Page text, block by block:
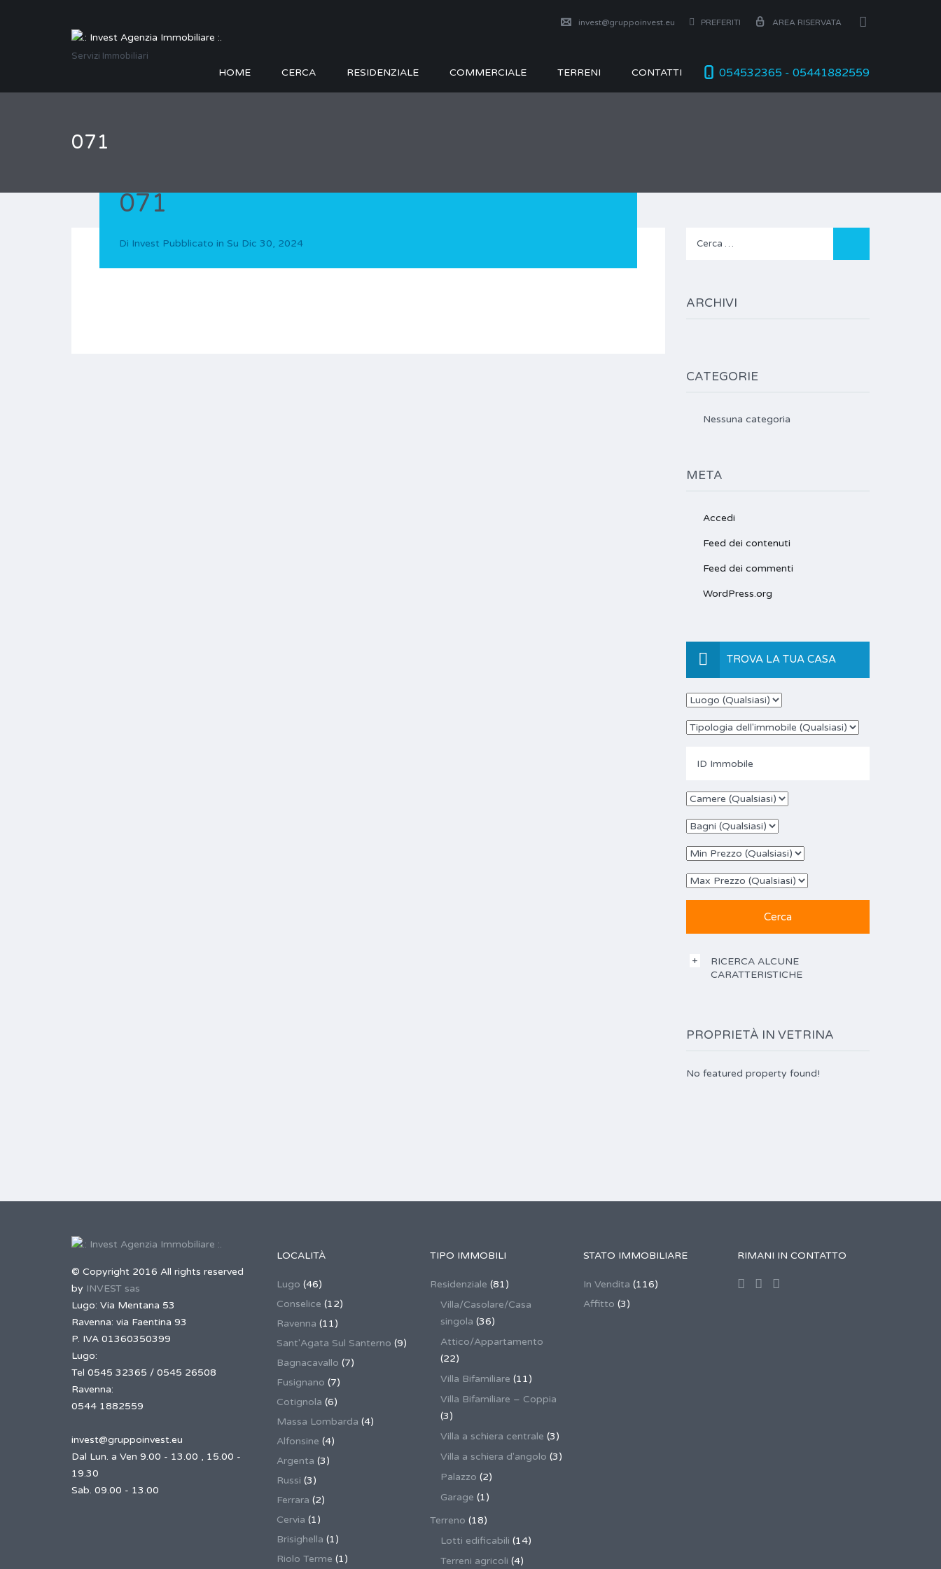
Servizi Immobiliari
invest@gruppoinvest.eu PREFERITI AREA RISERVATA
054532365 - 05441882559
HOME CERCA RESIDENZIALE COMMERCIALE TERRENI CONTATTI
071
071
Di Invest Pubblicato in Su Dic 30, 2024
ARCHIVI
CATEGORIE
Nessuna categoria
META
Accedi
Feed dei contenuti
Feed dei commenti
WordPress.org
TROVA LA TUA CASA
RICERCA ALCUNE
CARATTERISTICHE
PROPRIETÀ IN VETRINA
No featured property found!
© Copyright 2016 All rights reserved
by INVEST sas
Lugo: Via Mentana 53
Ravenna: via Faentina 93
P. IVA 01360350399
Lugo:
Tel 0545 32365 / 0545 26508
Ravenna:
0544 1882559
invest@gruppoinvest.eu
Dal Lun. a Ven 9.00 - 13.00 , 15.00 -
19.30
Sab. 09.00 - 13.00
LOCALITÀ
Lugo (46)
Conselice (12)
Ravenna (11)
Sant'Agata Sul Santerno (9)
Bagnacavallo (7)
Fusignano (7)
Cotignola (6)
Massa Lombarda (4)
Alfonsine (4)
Argenta (3)
Russi (3)
Ferrara (2)
Cervia (1)
Brisighella (1)
Riolo Terme (1)
TIPO IMMOBILI
Residenziale (81)
Villa/Casolare/Casa
singola (36)
Attico/Appartamento
(22)
Villa Bifamiliare (11)
Villa Bifamiliare – Coppia
(3)
Villa a schiera centrale (3)
Villa a schiera d'angolo (3)
Palazzo (2)
Garage (1)
Terreno (18)
Lotti edificabili (14)
Terreni agricoli (4)
STATO IMMOBILIARE
In Vendita (116)
Affitto (3)
RIMANI IN CONTATTO